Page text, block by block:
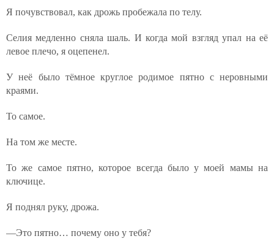
Я почувствовал, как дрожь пробежала по телу.
Селия медленно сняла шаль. И когда мой взгляд упал на её
левое плечо, я оцепенел.
У неё было тёмное круглое родимое пятно с неровными
краями.
То самое.
На том же месте.
То же самое пятно, которое всегда было у моей мамы на
ключице.
Я поднял руку, дрожа.
—Это пятно… почему оно у тебя?